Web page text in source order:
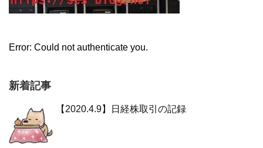
Error: Could not authenticate you.
新着記事
【2020.4.9】日経株取引の記録